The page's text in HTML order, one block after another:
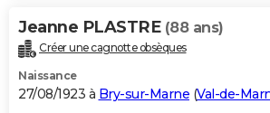
Jeanne PLASTRE (88 ans)
Créer une cagnotte obsèques
Naissance
27/08/1923 à Bry-sur-Marne (Val-de-